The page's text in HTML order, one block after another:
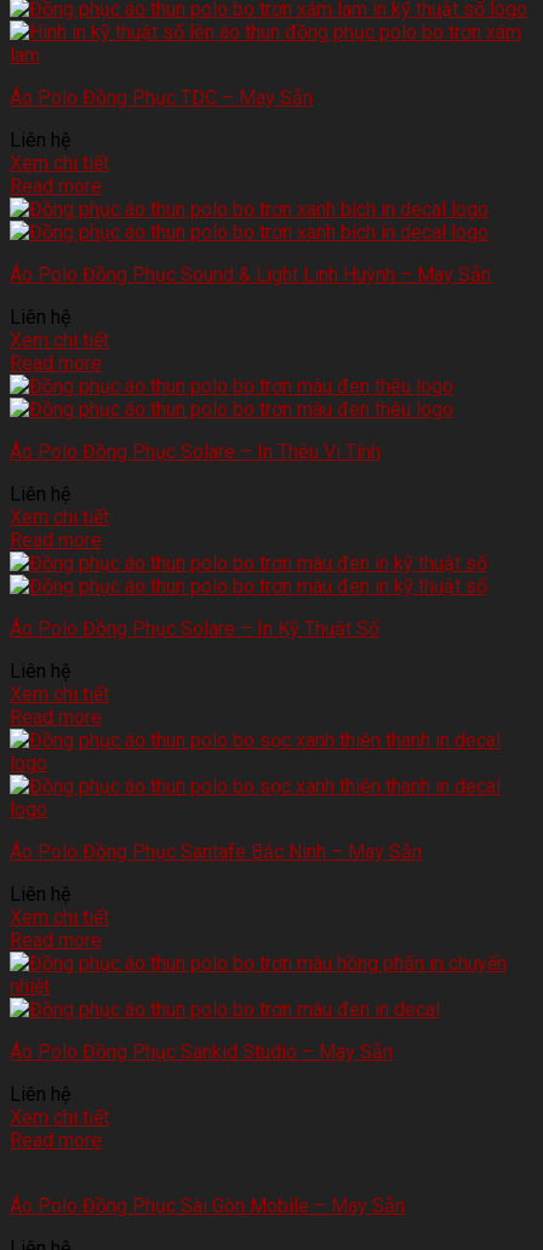
Áo Polo Đồng Phục TDC – May Sẵn
Liên hệ
Xem chi tiết
Read more
Áo Polo Đồng Phục Sound & Light Linh Huỳnh – May Sẵn
Liên hệ
Xem chi tiết
Read more
Áo Polo Đồng Phục Solare – In Thêu Vi Tính
Liên hệ
Xem chi tiết
Read more
Áo Polo Đồng Phục Solare – In Kỹ Thuật Số
Liên hệ
Xem chi tiết
Read more
Áo Polo Đồng Phục Santafe Bắc Ninh – May Sẵn
Liên hệ
Xem chi tiết
Read more
Áo Polo Đồng Phục Sankid Studio – May Sẵn
Liên hệ
Xem chi tiết
Read more
Áo Polo Đồng Phục Sài Gòn Mobile – May Sẵn